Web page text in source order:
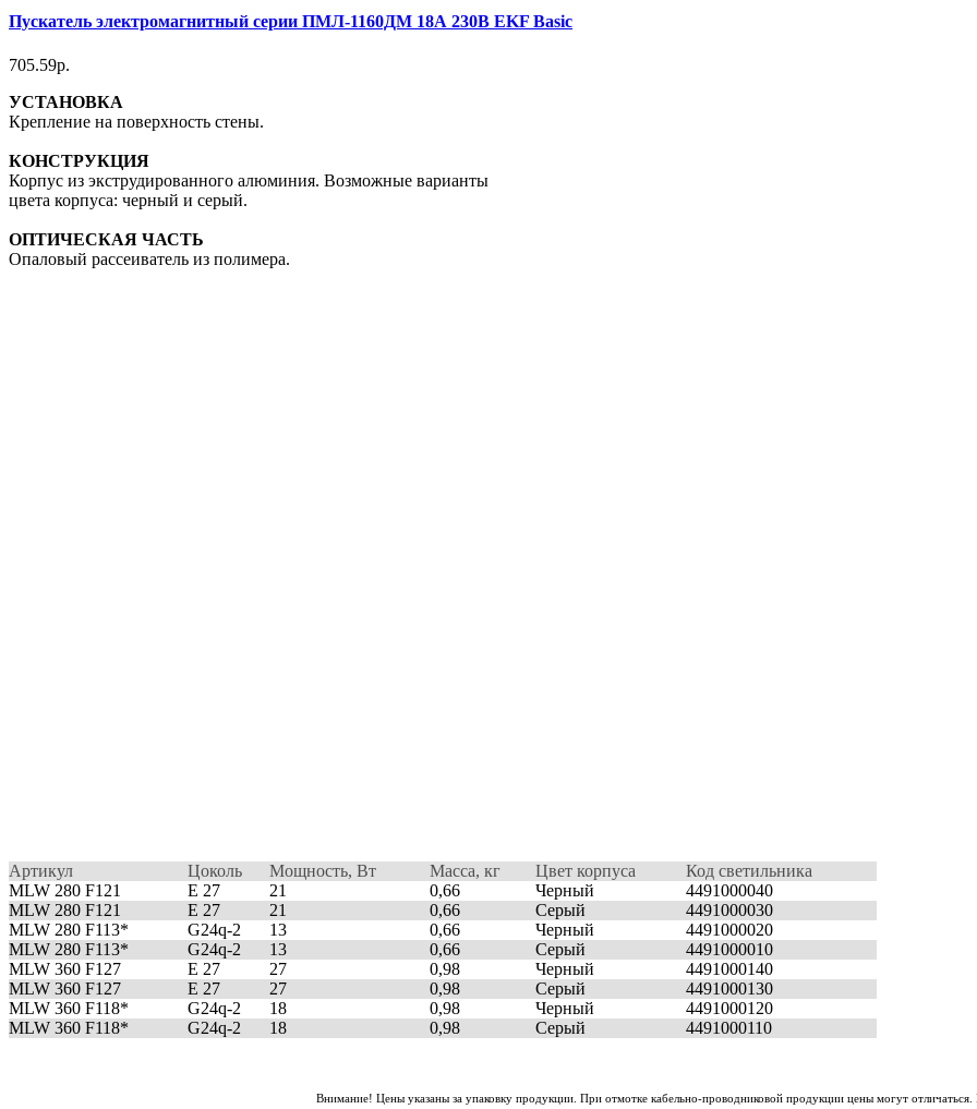
Пускатель электромагнитный серии ПМЛ-1160ДМ 18А 230В EKF Basic
705.59р.
УСТАНОВКА
Крепление на поверхность стены.
КОНСТРУКЦИЯ
Корпус из экструдированного алюминия. Возможные варианты
цвета корпуса: черный и серый.
ОПТИЧЕСКАЯ ЧАСТЬ
Опаловый рассеиватель из полимера.
Артикул Цоколь Мощность, Вт Масса, кг Цвет корпуса
Код светильника
MLW 280 F121
E 27 21 0,66 Черный
4491000040
MLW 280 F121
E 27 21 0,66 Серый
4491000030
MLW 280 F113*
G24q-2 13 0,66 Черный
4491000020
MLW 280 F113*
G24q-2 13 0,66 Серый
4491000010
MLW 360 F127
E 27 27 0,98 Черный
4491000140
MLW 360 F127
E 27 27 0,98 Серый
4491000130
MLW 360 F118*
G24q-2 18 0,98 Черный
4491000120
MLW 360 F118*
G24q-2 18 0,98 Серый 4491000110
Внимание! Цены указаны за упаковку продукции. При отмотке кабельно-проводниковой продукции цены могут